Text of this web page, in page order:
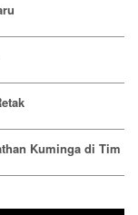
Kuminga di Tim